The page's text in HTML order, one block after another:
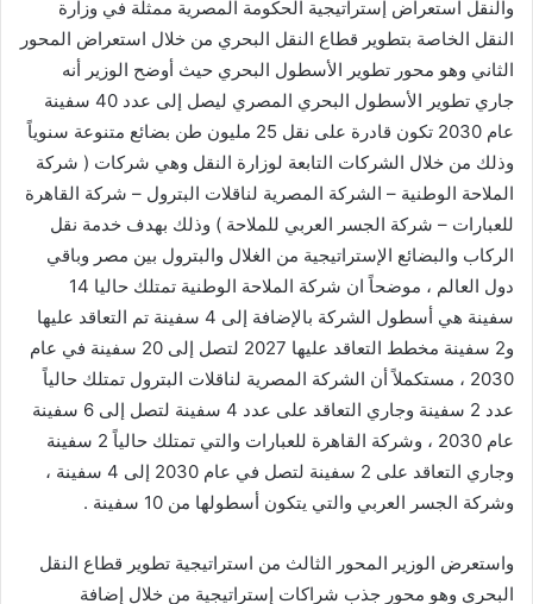
والنقل استعراض إستراتيجية الحكومة المصرية ممثلة في وزارة
النقل الخاصة بتطوير قطاع النقل البحري من خلال استعراض المحور
الثاني وهو محور تطوير الأسطول البحري حيث أوضح الوزير أنه
جاري تطوير الأسطول البحري المصري ليصل إلى عدد 40 سفينة
عام 2030 تكون قادرة على نقل 25 مليون طن بضائع متنوعة سنوياً
وذلك من خلال الشركات التابعة لوزارة النقل وهي شركات ( شركة
الملاحة الوطنية – الشركة المصرية لناقلات البترول – شركة القاهرة
للعبارات – شركة الجسر العربي للملاحة ) وذلك بهدف خدمة نقل
الركاب والبضائع الإستراتيجية من الغلال والبترول بين مصر وباقي
دول العالم ، موضحاً ان شركة الملاحة الوطنية تمتلك حاليا 14
سفينة هي أسطول الشركة بالإضافة إلى 4 سفينة تم التعاقد عليها
و2 سفينة مخطط التعاقد عليها 2027 لتصل إلى 20 سفينة في عام
2030 ، مستكملاً أن الشركة المصرية لناقلات البترول تمتلك حالياً
عدد 2 سفينة وجاري التعاقد على عدد 4 سفينة لتصل إلى 6 سفينة
عام 2030 ، وشركة القاهرة للعبارات والتي تمتلك حالياً 2 سفينة
وجاري التعاقد على 2 سفينة لتصل في عام 2030 إلى 4 سفينة ،
وشركة الجسر العربي والتي يتكون أسطولها من 10 سفينة .
واستعرض الوزير المحور الثالث من استراتيجية تطوير قطاع النقل
البحري وهو محور جذب شراكات إستراتيجية من خلال إضافة